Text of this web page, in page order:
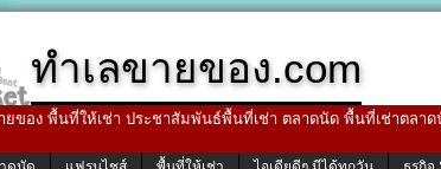
ทำเลขายของ.com
ยของ พื้นที่ให้เช่า ประชาสัมพันธ์พื้นที่เช่า ตลาดนัด พื้นที่เช่าตลา